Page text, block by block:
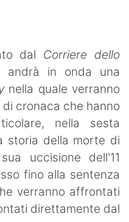
dal Corriere dello
andrà in onda una
nella quale verranno
cronaca che hanno
nella sesta
storia della morte di
uccisione dell'11
fino alla sentenza
verranno affrontati
direttamente dal